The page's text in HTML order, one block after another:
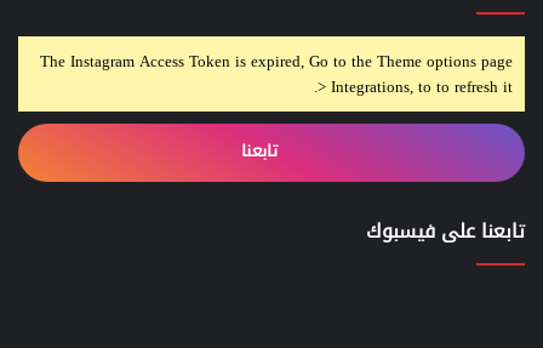
The Instagram Access Token is expired, Go to the Theme options page
> Integrations, to to refresh it.
تابعنا
تابعنا على فيسبوك